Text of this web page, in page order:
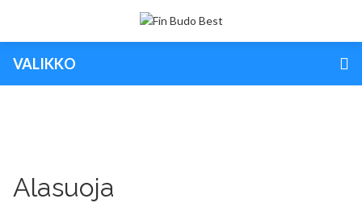
VALIKKO
Alasuoja